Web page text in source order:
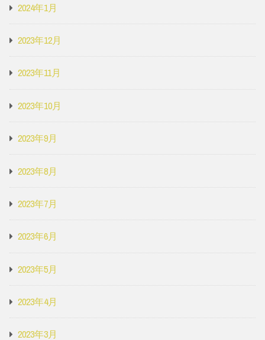
2024年1月
2023年12月
2023年11月
2023年10月
2023年9月
2023年8月
2023年7月
2023年6月
2023年5月
2023年4月
2023年3月